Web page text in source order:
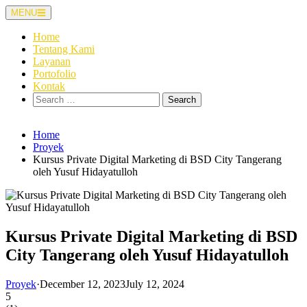
Skip
to
content
MENU
Home
Tentang Kami
Layanan
Portofolio
Kontak
Search
for:
Home
Proyek
Kursus Private Digital Marketing di BSD City Tangerang
oleh Yusuf Hidayatulloh
Kursus Private Digital Marketing di BSD
City Tangerang oleh Yusuf Hidayatulloh
Proyek·December 12, 2023July 12, 2024
5